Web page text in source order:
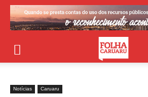
Notícias Caruaru